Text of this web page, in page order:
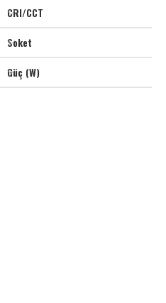
CRI/CCT
Soket
Güç (W)